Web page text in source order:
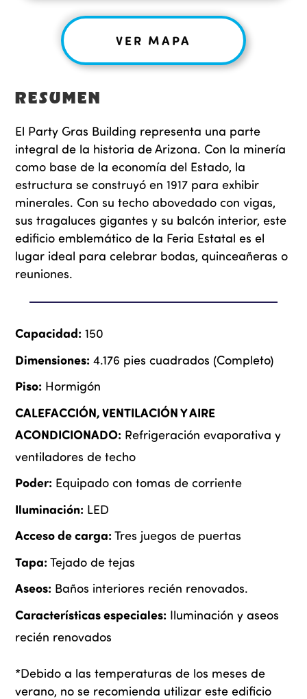
RESUMEN
El Party Gras Building representa una parte
integral de la historia de Arizona. Con la minería
como base de la economía del Estado, la
estructura se construyó en 1917 para exhibir
minerales. Con su techo abovedado con vigas,
sus tragaluces gigantes y su balcón interior, este
edificio emblemático de la Feria Estatal es el
lugar ideal para celebrar bodas, quinceañeras o
reuniones.
Capacidad: 150
Dimensiones: 4.176 pies cuadrados (Completo)
Piso: Hormigón
CALEFACCIÓN, VENTILACIÓN Y AIRE
ACONDICIONADO: Refrigeración evaporativa y
ventiladores de techo
Poder: Equipado con tomas de corriente
Iluminación: LED
Acceso de carga: Tres juegos de puertas
Tapa: Tejado de tejas
Aseos: Baños interiores recién renovados.
Características especiales: Iluminación y aseos
recién renovados
*Debido a las temperaturas de los meses de
verano, no se recomienda utilizar este edificio
VER MAPA